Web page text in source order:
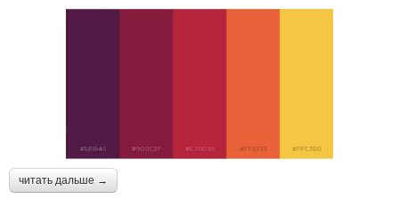
читать дальше →